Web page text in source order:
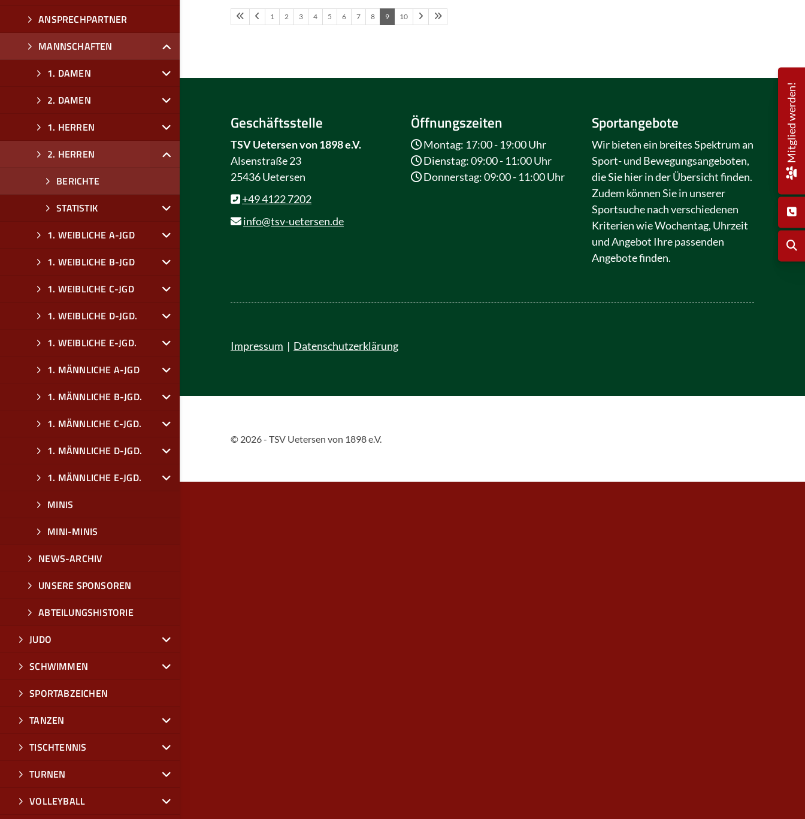
1 2 3 4 5 6 7 8 9 10
Geschäftsstelle
TSV Uetersen von 1898 e.V.
Alsenstraße 23
25436 Uetersen
+49 4122 7202
info@tsv-uetersen.de
Öffnungszeiten
Montag: 17:00 - 19:00 Uhr
Dienstag: 09:00 - 11:00 Uhr
Donnerstag: 09:00 - 11:00 Uhr
Sportangebote
Wir bieten ein breites Spektrum an
Sport- und Bewegungsangeboten,
die Sie hier in der Übersicht finden.
Zudem können Sie in unserer
Sportsuche nach verschiedenen
Kriterien wie Wochentag, Uhrzeit
und Angebot Ihre passenden
Angebote finden.
Impressum | Datenschutzerklärung
© 2026 - TSV Uetersen von 1898 e.V.
ANSPRECHPARTNER
MANNSCHAFTEN
1. DAMEN
2. DAMEN
1. HERREN
2. HERREN
BERICHTE
STATISTIK
1. WEIBLICHE A-JGD
1. WEIBLICHE B-JGD
1. WEIBLICHE C-JGD
1. WEIBLICHE D-JGD.
1. WEIBLICHE E-JGD.
1. MÄNNLICHE A-JGD
1. MÄNNLICHE B-JGD.
1. MÄNNLICHE C-JGD.
1. MÄNNLICHE D-JGD.
1. MÄNNLICHE E-JGD.
MINIS
MINI-MINIS
NEWS-ARCHIV
UNSERE SPONSOREN
ABTEILUNGSHISTORIE
JUDO
SCHWIMMEN
SPORTABZEICHEN
TANZEN
TISCHTENNIS
TURNEN
VOLLEYBALL
Mitglied werden!